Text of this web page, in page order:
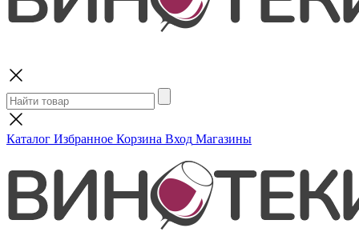
Каталог Избранное Корзина Вход Магазины